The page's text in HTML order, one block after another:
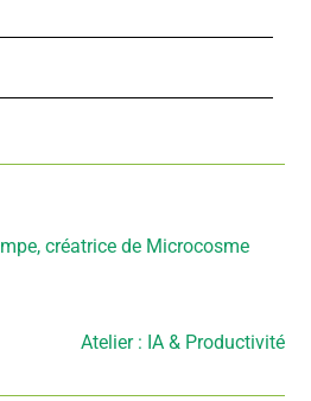
créatrice de Microcosme
Atelier : IA & Productivité